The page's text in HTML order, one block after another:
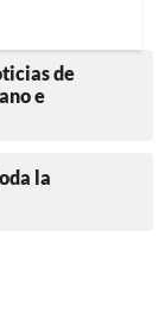
de
e
la